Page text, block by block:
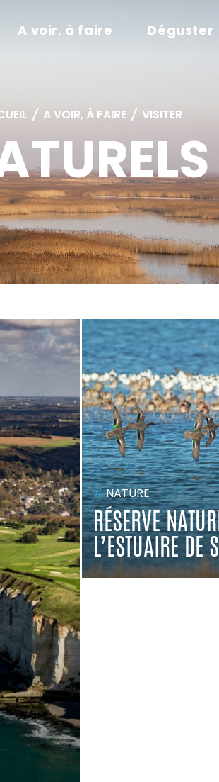
A voir, à faire Déguster
/ A VOIR, À FAIRE / VISITER
#NATURE
RÉSERVE
L’ESTUAIRE DE